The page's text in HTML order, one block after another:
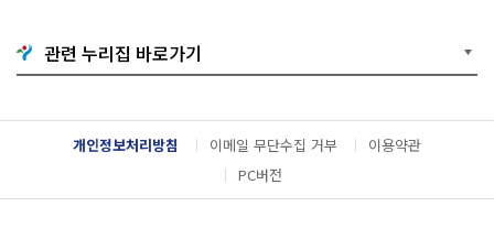
기
G
o
g
l
e
e
서
다
운
관련 누리집 바로가기
개인정보처리방침 이메일 무단수집 거부
이용약관
PC버전